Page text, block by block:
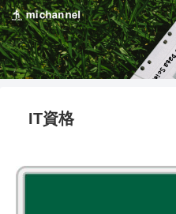
IT資格